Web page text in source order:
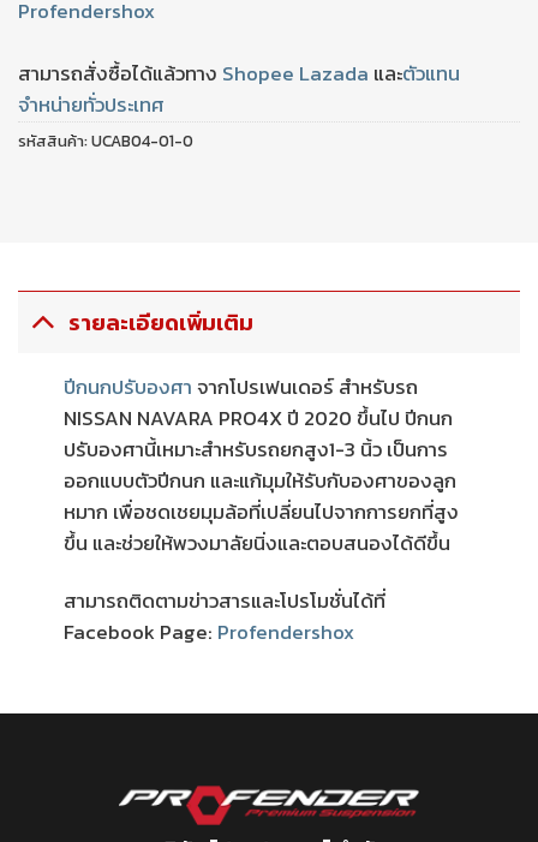
Profendershox
สามารถสั่งซื้อได้แล้วทาง Shopee Lazada และตัวแทน
จำหน่ายทั่วประเทศ
รหัสสินค้า:UCAB04-01-0
รายละเอียดเพิ่มเติม
ปีกนกปรับองศา จากโปรเฟนเดอร์ สำหรับรถ
NISSAN NAVARA PRO4X ปี 2020 ขึ้นไป ปีกนก
ปรับองศานี้เหมาะสำหรับรถยกสูง1-3 นิ้ว เป็นการ
ออกแบบตัวปีกนก และแก้มุมให้รับกับองศาของลูก
หมาก เพื่อชดเชยมุมล้อที่เปลี่ยนไปจากการยกที่สูง
ขึ้น และช่วยให้พวงมาลัยนิ่งและตอบสนองได้ดีขึ้น
สามารถติดตามข่าวสารและโปรโมชั่นได้ที่
Facebook Page: Profendershox